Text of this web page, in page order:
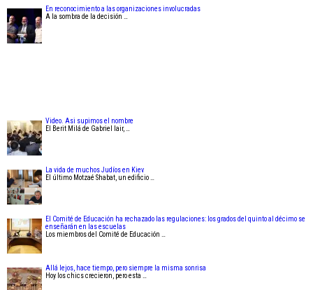
En reconocimiento a las organizaciones involucradas
A la sombra de la decisión …
Video. Asi supimos el nombre
El Berit Milá de Gabriel Iair, …
La vida de muchos Judíos en Kiev
El último Motzaé Shabat, un edificio …
El Comité de Educación ha rechazado las regulaciones: los grados del quinto al décimo se
enseñarán en las escuelas
Los miembros del Comité de Educación …
Allá lejos, hace tiempo, pero siempre la misma sonrisa
Hoy los chics crecieron, pero esta …